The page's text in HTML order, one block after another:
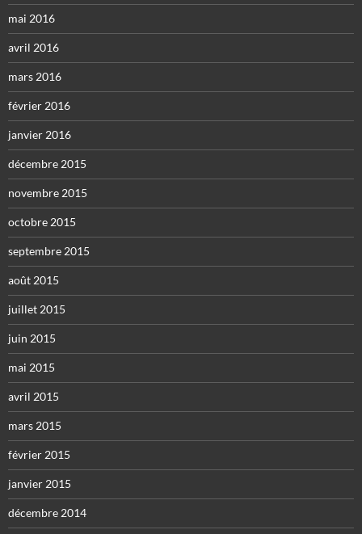
mai 2016
avril 2016
mars 2016
février 2016
janvier 2016
décembre 2015
novembre 2015
octobre 2015
septembre 2015
août 2015
juillet 2015
juin 2015
mai 2015
avril 2015
mars 2015
février 2015
janvier 2015
décembre 2014